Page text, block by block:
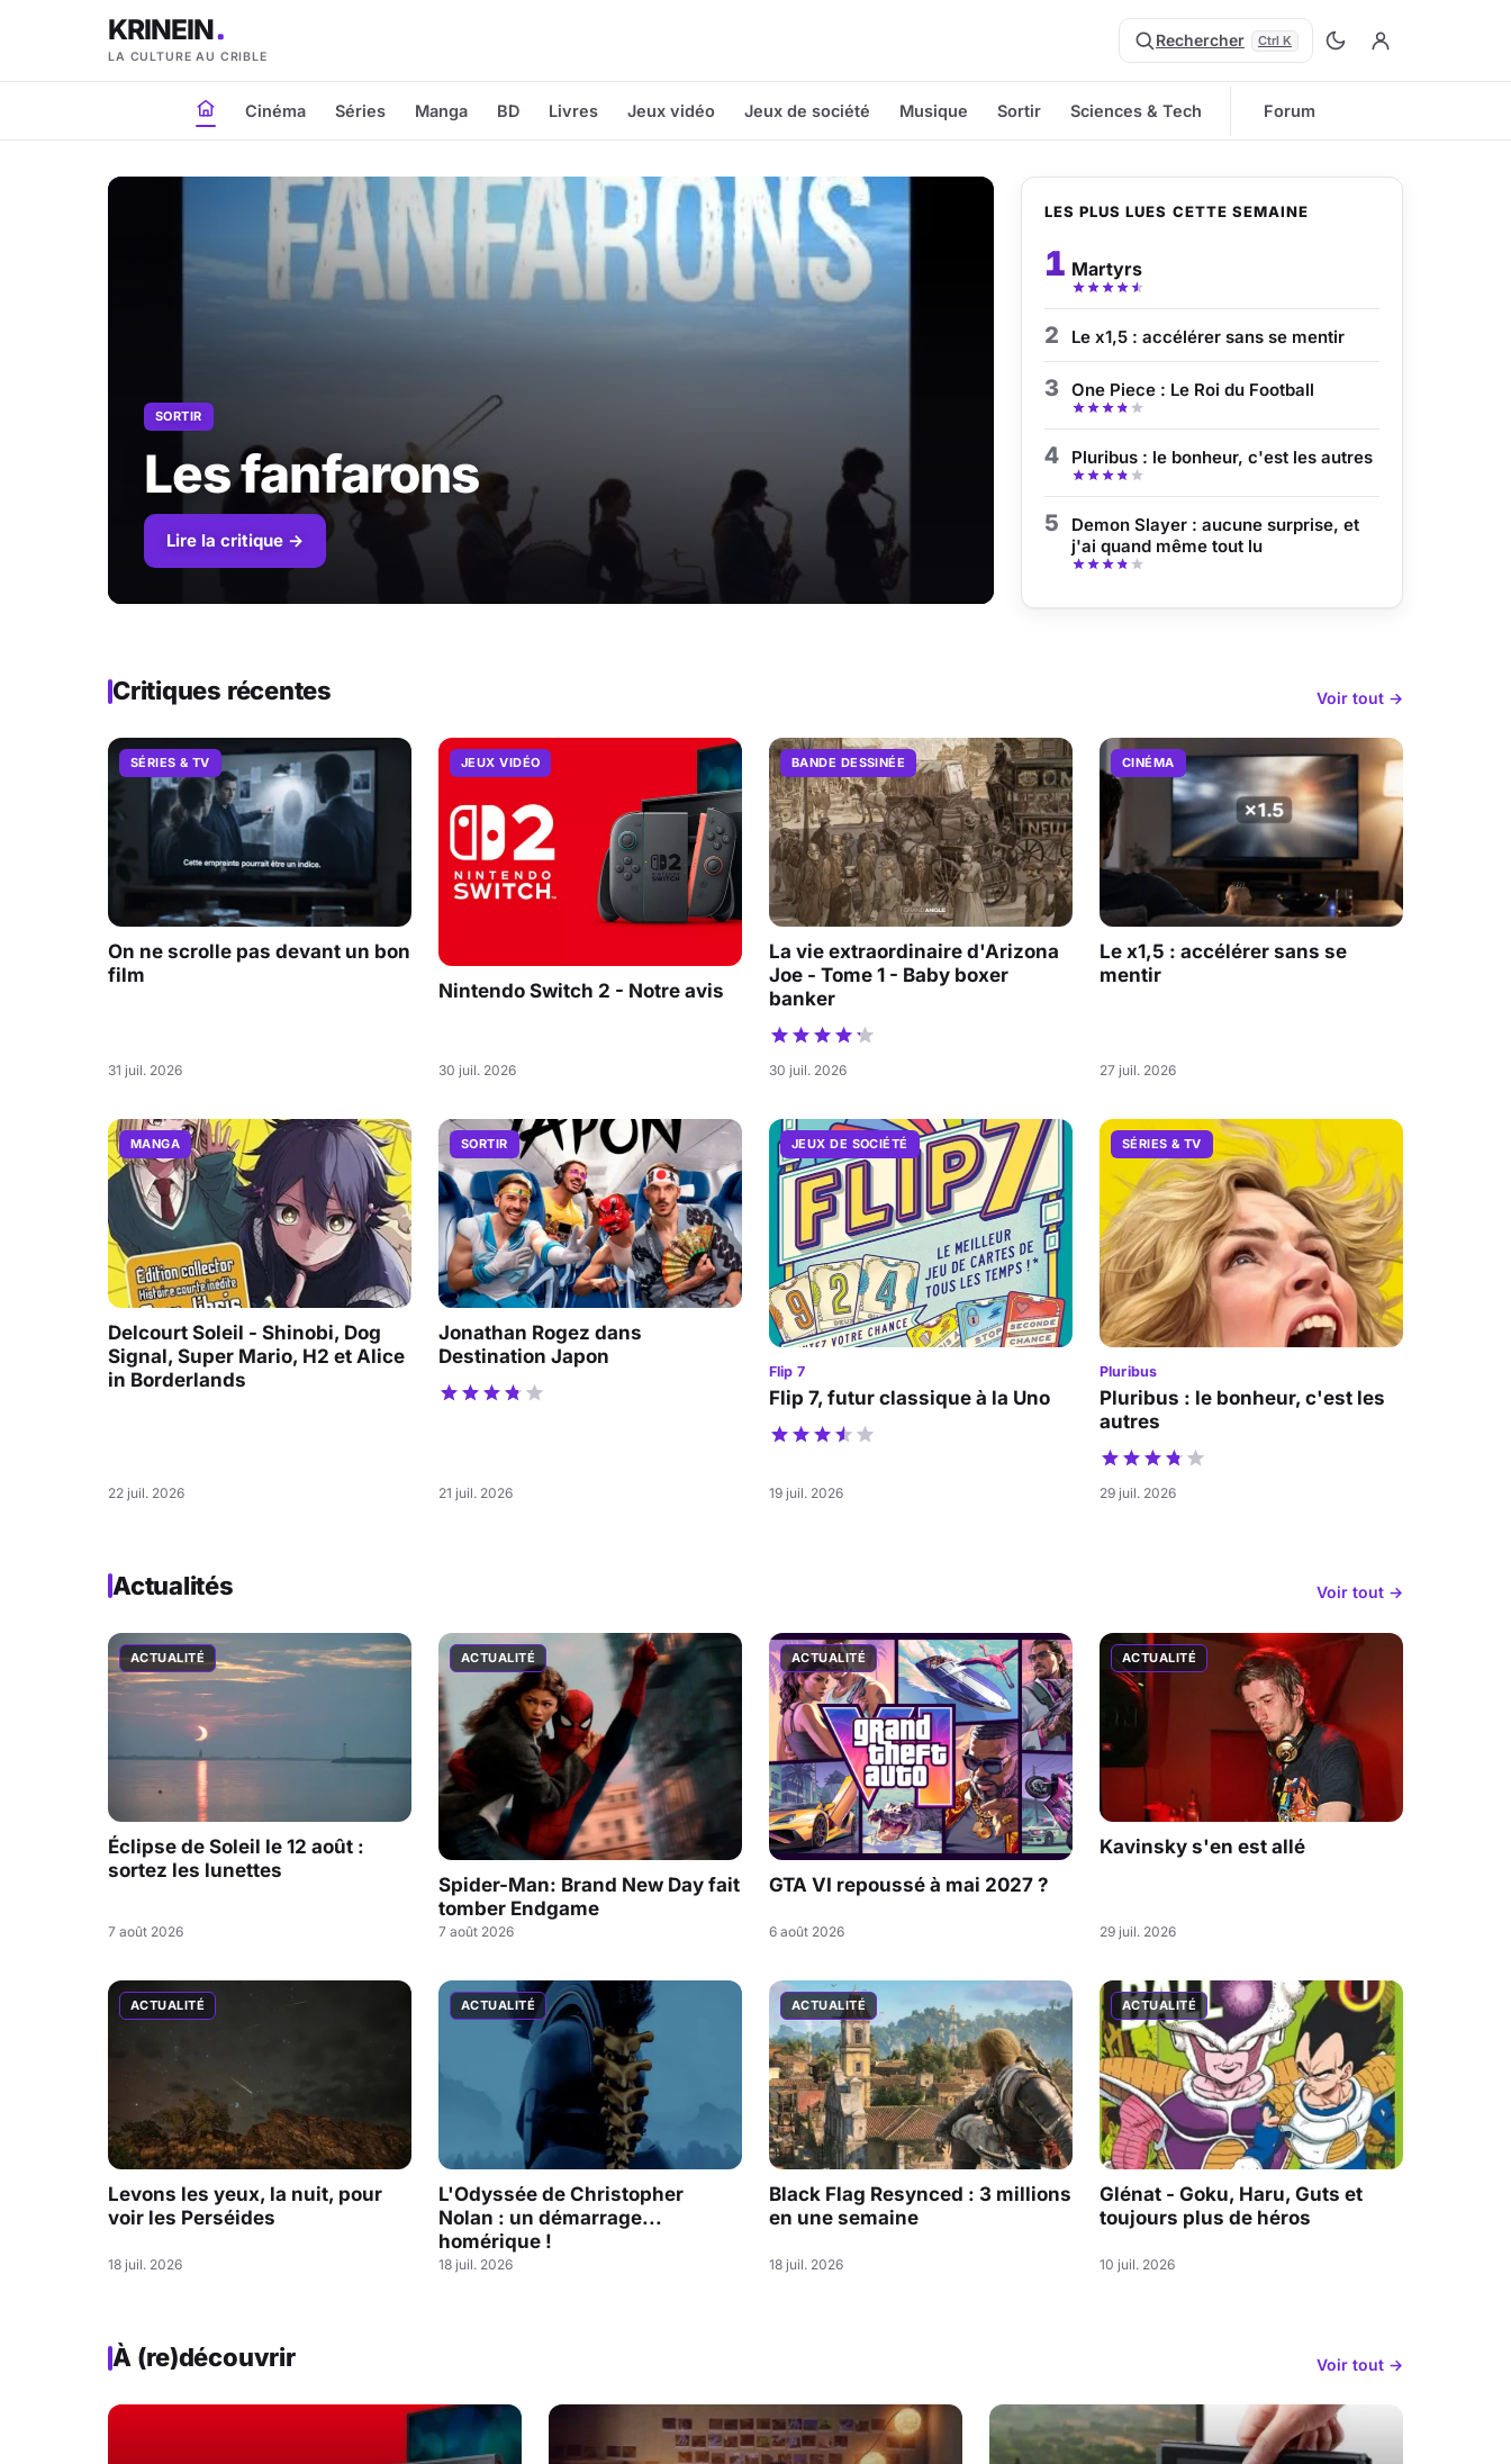
KRINEIN
LA CULTURE AU CRIBLE
Rechercher Ctrl K
Cinéma Séries Manga BD Livres Jeux vidéo Jeux de société Musique Sortir Sciences & Tech Forum
SORTIR
Les fanfarons
Lire la critique →
LES PLUS LUES CETTE SEMAINE
1 Martyrs
2 Le x1,5 : accélérer sans se mentir
3 One Piece : Le Roi du Football
4 Pluribus : le bonheur, c'est les autres
5
Demon Slayer : aucune surprise, et
j'ai quand même tout lu
Critiques récentes Voir tout →
SÉRIES & TV
On ne scrolle pas devant un bon
film
31 juil. 2026
JEUX VIDÉO
Nintendo Switch 2 - Notre avis
30 juil. 2026
BANDE DESSINÉE
La vie extraordinaire d'Arizona
Joe - Tome 1 - Baby boxer
banker
30 juil. 2026
CINÉMA
Le x1,5 : accélérer sans se
mentir
27 juil. 2026
MANGA
Delcourt Soleil - Shinobi, Dog
Signal, Super Mario, H2 et Alice
in Borderlands
22 juil. 2026
SORTIR
Jonathan Rogez dans
Destination Japon
21 juil. 2026
JEUX DE SOCIÉTÉ
Flip 7
Flip 7, futur classique à la Uno
19 juil. 2026
SÉRIES & TV
Pluribus
Pluribus : le bonheur, c'est les
autres
29 juil. 2026
Actualités Voir tout →
ACTUALITÉ
Éclipse de Soleil le 12 août :
sortez les lunettes
7 août 2026
ACTUALITÉ
Spider-Man: Brand New Day fait
tomber Endgame
7 août 2026
ACTUALITÉ
GTA VI repoussé à mai 2027 ?
6 août 2026
ACTUALITÉ
Kavinsky s'en est allé
29 juil. 2026
ACTUALITÉ
Levons les yeux, la nuit, pour
voir les Perséides
18 juil. 2026
ACTUALITÉ
L'Odyssée de Christopher
Nolan : un démarrage...
homérique !
18 juil. 2026
ACTUALITÉ
Black Flag Resynced : 3 millions
en une semaine
18 juil. 2026
ACTUALITÉ
Glénat - Goku, Haru, Guts et
toujours plus de héros
10 juil. 2026
À (re)découvrir Voir tout →